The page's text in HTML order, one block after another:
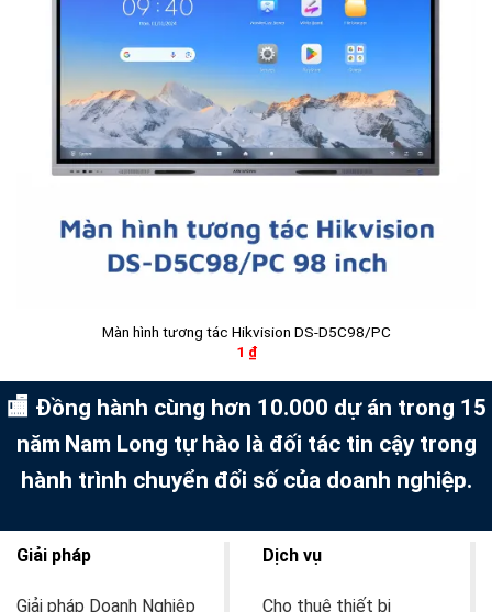
Màn hình tương tác Hikvision DS-D5C98/PC
1 ₫
🏬 Đồng hành cùng hơn 10.000 dự án trong 15
năm Nam Long tự hào là đối tác tin cậy trong
hành trình chuyển đổi số của doanh nghiệp.
Giải pháp
Giải pháp Doanh Nghiệp
Dịch vụ
Cho thuê thiết bị